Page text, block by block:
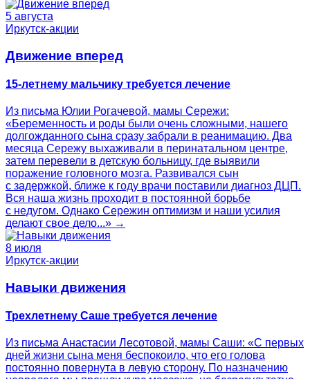
5 августа
Иркутск-акции
Движение вперед
15-летнему мальчику требуется лечение
Из письма Юлии Рогачевой, мамы Сережи:
«Беременность и роды были очень сложными, нашего
долгожданного сына сразу забрали в реанимацию. Два
месяца Сережу выхаживали в перинатальном центре,
затем перевели в детскую больницу, где выявили
поражение головного мозга. Развивался сын
с задержкой, ближе к году врачи поставили диагноз ДЦП.
Вся наша жизнь проходит в постоянной борьбе
с недугом. Однако Сережин оптимизм и наши усилия
делают свое дело...» →
8 июля
Иркутск-акции
Навыки движения
Трехлетнему Саше требуется лечение
Из письма Анастасии Лесотовой, мамы Саши: «С первых
дней жизни сына меня беспокоило, что его голова
постоянно повернута в левую сторону. По назначению